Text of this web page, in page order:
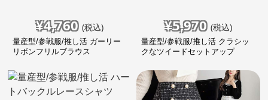
¥4,760 (税込)
量産型/参戦服/推し活 ガーリー
リボンフリルブラウス
¥5,970 (税込)
量産型/参戦服/推し活 クラシッ
クなツイードセットアップ